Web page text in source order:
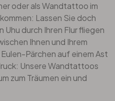
oder alsWandtattoo im
Lassen Sie doch
durch Ihren Flur fliegen
Ihnen und Ihrem
Pärchen auf einem Ast
UnsereWandtattoos
zum Träumen ein und